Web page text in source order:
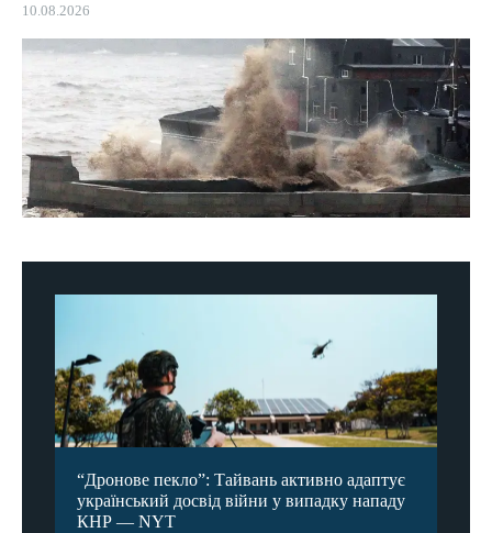
10.08.2026
“Дронове пекло”: Тайвань активно адаптує
український досвід війни у випадку нападу
КНР — NYT